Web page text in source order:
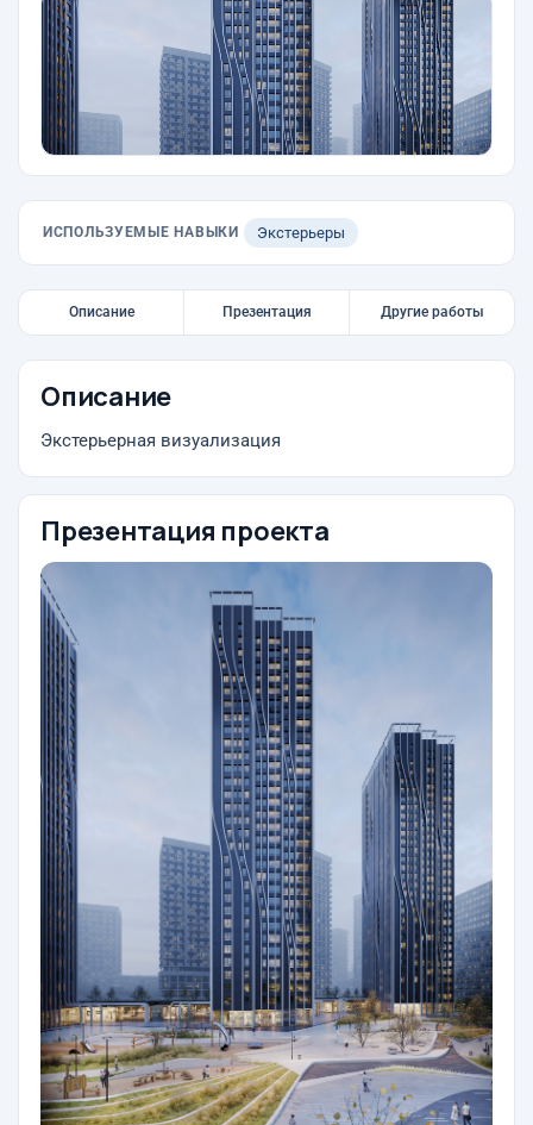
ИСПОЛЬЗУЕМЫЕ НАВЫКИ Экстерьеры
Описание Презентация Другие работы
Описание
Экстерьерная визуализация
Презентация проекта